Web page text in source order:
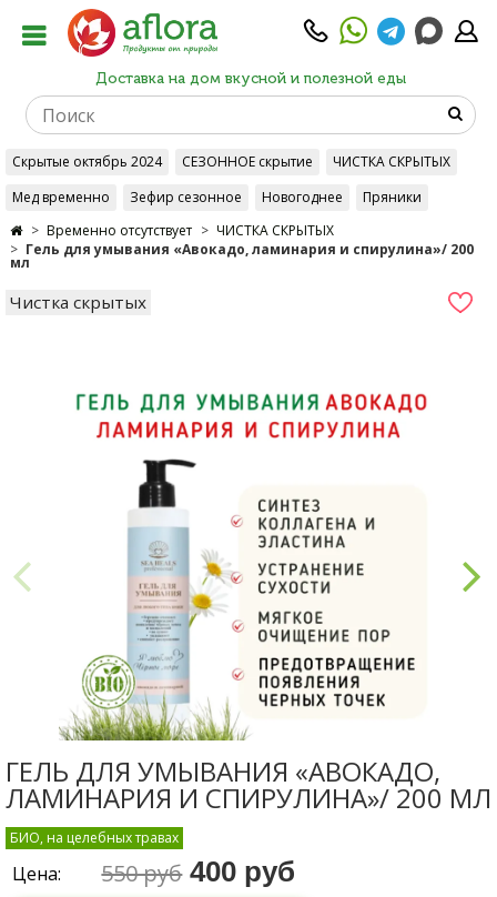
Доставка на дом вкусной и полезной еды
Скрытые октябрь 2024 СЕЗОННОЕ скрытие
ЧИСТКА СКРЫТЫХ
Мед временно
Зефир сезонное Новогоднее
Пряники
Временно отсутствует
ЧИСТКА СКРЫТЫХ
Гель для умывания «Авокадо, ламинария и спирулина»/ 200
мл
Чистка скрытых
ГЕЛЬ ДЛЯ УМЫВАНИЯ «АВОКАДО,
ЛАМИНАРИЯ И СПИРУЛИНА»/ 200 МЛ
БИО, на целебных травах
Цена: 550 руб 400 руб